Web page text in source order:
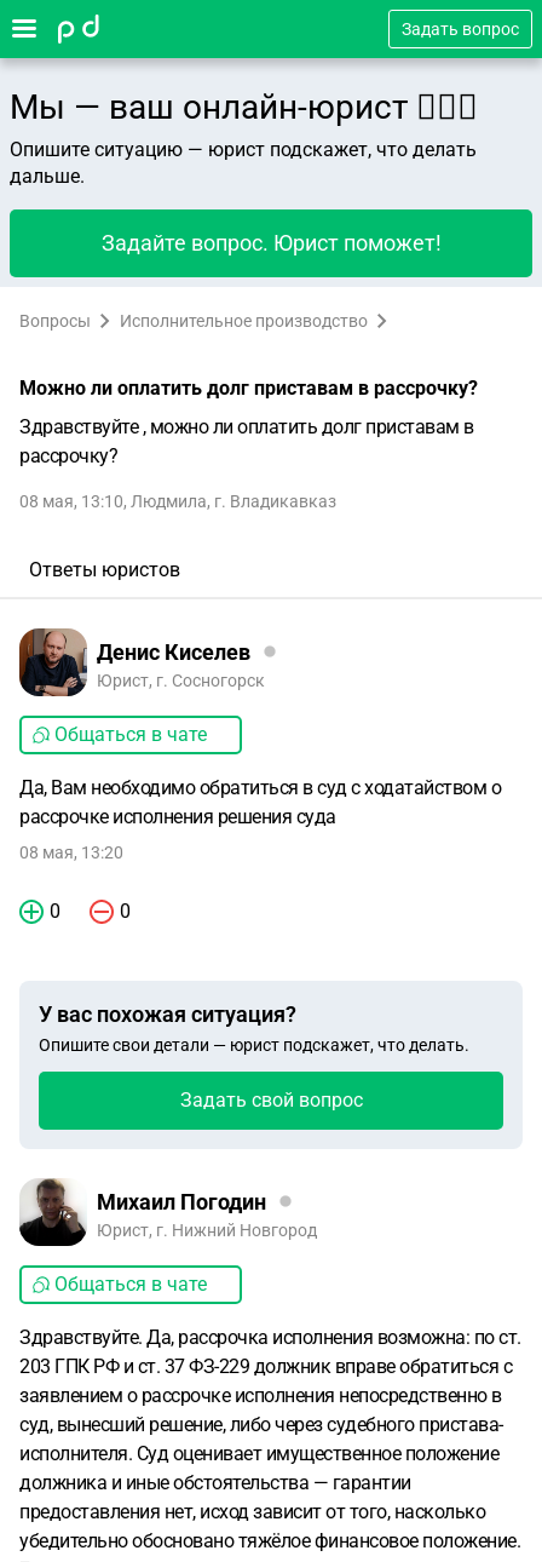
Задать вопрос
Мы — ваш онлайн-юрист 👨🏻‍⚖️
Опишите ситуацию — юрист подскажет, что делать
дальше.
Задайте вопрос. Юрист поможет!
Вопросы Исполнительное производство
Можно ли оплатить долг приставам в рассрочку?
Здравствуйте , можно ли оплатить долг приставам в
рассрочку?
08 мая, 13:10, Людмила, г. Владикавказ
Ответы юристов
Денис Киселев
Юрист, г. Сосногорск
Общаться в чате
Да, Вам необходимо обратиться в суд с ходатайством о
рассрочке исполнения решения суда
08 мая, 13:20
0 0
У вас похожая ситуация?
Опишите свои детали — юрист подскажет, что делать.
Задать свой вопрос
Михаил Погодин
Юрист, г. Нижний Новгород
Общаться в чате
Здравствуйте. Да, рассрочка исполнения возможна: по ст.
203 ГПК РФ и ст. 37 ФЗ-229 должник вправе обратиться с
заявлением о рассрочке исполнения непосредственно в
суд, вынесший решение, либо через судебного пристава-
исполнителя. Суд оценивает имущественное положение
должника и иные обстоятельства — гарантии
предоставления нет, исход зависит от того, насколько
убедительно обосновано тяжёлое финансовое положение.